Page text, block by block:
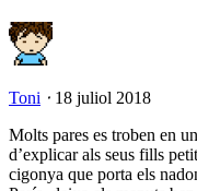
Toni ⋅ 18 juliol 2018
Molts pares es troben en
d’explicar als seus fills
cigonya que porta els